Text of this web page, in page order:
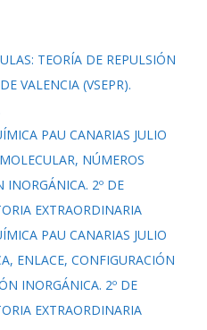
TEORÍA DE REPULSIÓN
VALENCIA (VSEPR).
PAU CANARIAS JULIO
NÚMEROS
INORGÁNICA. 2º DE
EXTRAORDINARIA
PAU CANARIAS JULIO
ENLACE, CONFIGURACIÓN
INORGÁNICA. 2º DE
EXTRAORDINARIA